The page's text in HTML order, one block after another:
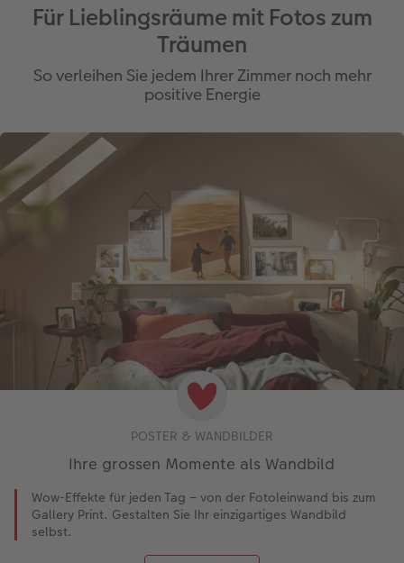
Für Lieblingsräume mit Fotos zum
Träumen
So verleihen Sie jedem Ihrer Zimmer noch mehr
positive Energie
POSTER & WANDBILDER
Ihre grossen Momente als Wandbild
Wow-Effekte für jeden Tag – von der Fotoleinwand bis zum
Gallery Print. Gestalten Sie Ihr einzigartiges Wandbild
selbst.